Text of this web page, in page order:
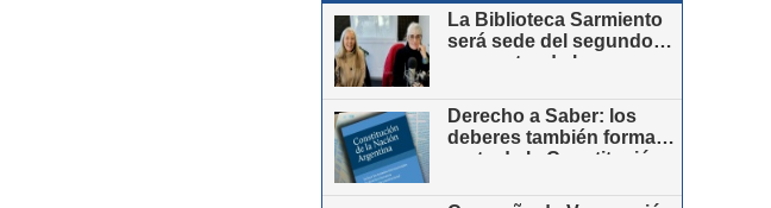
La Biblioteca Sarmiento
será sede del segundo
encuentro de la
Derecho a Saber: los
deberes también forman
parte de la Constitución